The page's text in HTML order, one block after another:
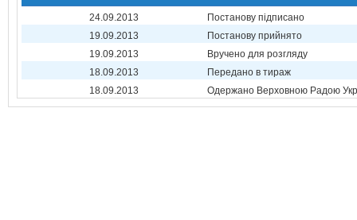
24.09.2013
Постанову підписано
19.09.2013
Постанову прийнято
19.09.2013
Вручено для розгляду
18.09.2013
Передано в тираж
18.09.2013
Одержано Верховною Радою